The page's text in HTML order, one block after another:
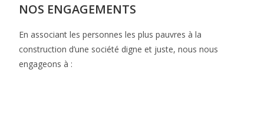
NOS ENGAGEMENTS
En associant les personnes les plus pauvres à la
construction d’une société digne et juste, nous nous
engageons à :